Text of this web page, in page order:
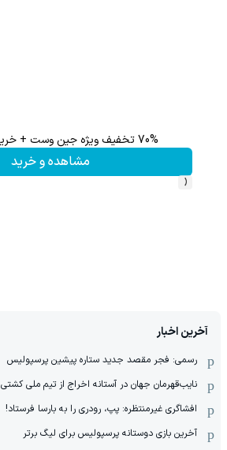
70% تخفیف ویژه جین وست + خرید در4 قسطه
مشاهده و خرید
‹
آخرین اخبار
رسمی: فجر مقصد جدید ستاره پیشین پرسپولیس
نایب‌قهرمان جهان در آستانه اخراج از تیم ملی کشتی
افشاگری غیرمنتظره: پپ، رودری را به بارسا فرستاد!
آخرین بازی دوستانه پرسپولیس برای لیگ برتر